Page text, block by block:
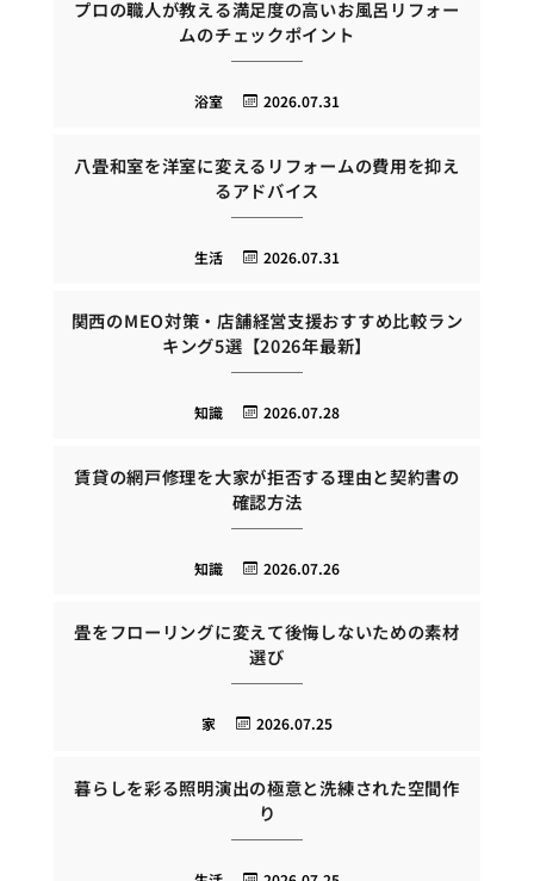
プロの職人が教える満足度の高いお風呂リフォー
ムのチェックポイント
2026.07.31
浴室
八畳和室を洋室に変えるリフォームの費用を抑え
るアドバイス
2026.07.31
生活
関西のMEO対策・店舗経営支援おすすめ比較ラン
キング5選【2026年最新】
2026.07.28
知識
賃貸の網戸修理を大家が拒否する理由と契約書の
確認方法
2026.07.26
知識
畳をフローリングに変えて後悔しないための素材
選び
2026.07.25
家
暮らしを彩る照明演出の極意と洗練された空間作
り